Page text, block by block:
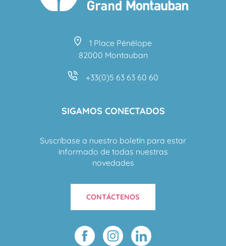
1 Place Pénélope
82000 Montauban
+33(0)5 63 63 60 60
SIGAMOS CONECTADOS
Suscríbase a nuestro boletín para estar
informado de todas nuestras
novedades
CONTÁCTENOS